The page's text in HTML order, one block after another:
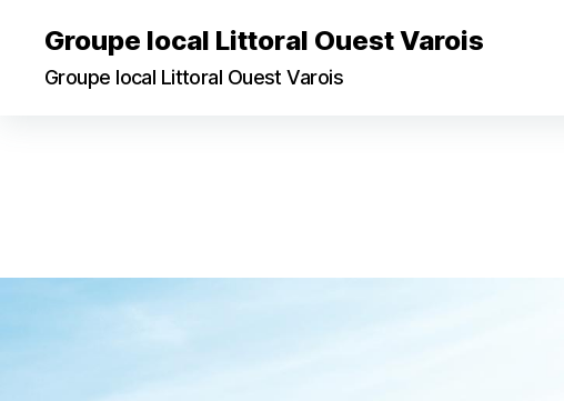
Groupe local Littoral Ouest Varois
Groupe local Littoral Ouest Varois